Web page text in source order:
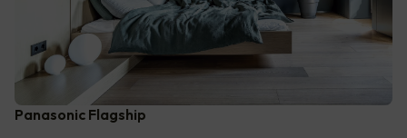
Panasonic Flagship